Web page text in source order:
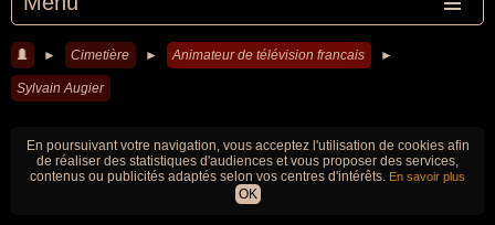
► Cimetière ► Animateur de télévision francais ►
Sylvain Augier
En poursuivant votre navigation, vous acceptez l'utilisation de cookies afin
de réaliser des statistiques d'audiences et vous proposer des services,
contenus ou publicités adaptés selon vos centres d'intérêts. En savoir plus
OK